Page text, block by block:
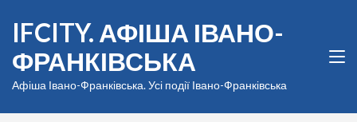
вмісту
(натисніть
Enter)
IFCITY. АФІША ІВАНО-
ФРАНКІВСЬКА
Афіша Івано-Франківська. Усі події Івано-Франківська